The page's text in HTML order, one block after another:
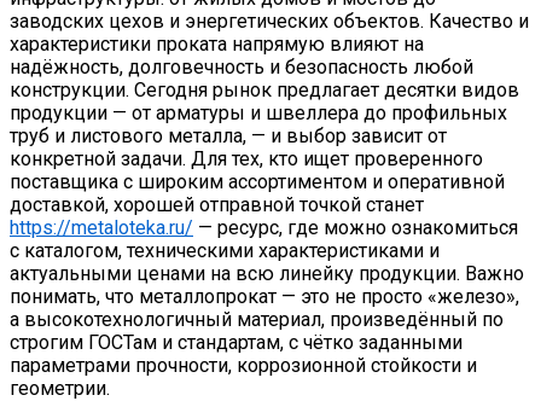
заводских цехов и энергетических объектов. Качество и
характеристики проката напрямую влияют на
надёжность, долговечность и безопасность любой
конструкции. Сегодня рынок предлагает десятки видов
продукции — от арматуры и швеллера до профильных
труб и листового металла, — и выбор зависит от
конкретной задачи. Для тех, кто ищет проверенного
поставщика с широким ассортиментом и оперативной
доставкой, хорошей отправной точкой станет
https://metaloteka.ru/ — ресурс, где можно ознакомиться
с каталогом, техническими характеристиками и
актуальными ценами на всю линейку продукции. Важно
понимать, что металлопрокат — это не просто «железо»,
а высокотехнологичный материал, произведённый по
строгим ГОСТам и стандартам, с чётко заданными
параметрами прочности, коррозионной стойкости и
геометрии.